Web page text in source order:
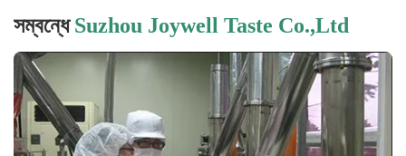
সম্বন্ধেSuzhou Joywell Taste Co.,Ltd